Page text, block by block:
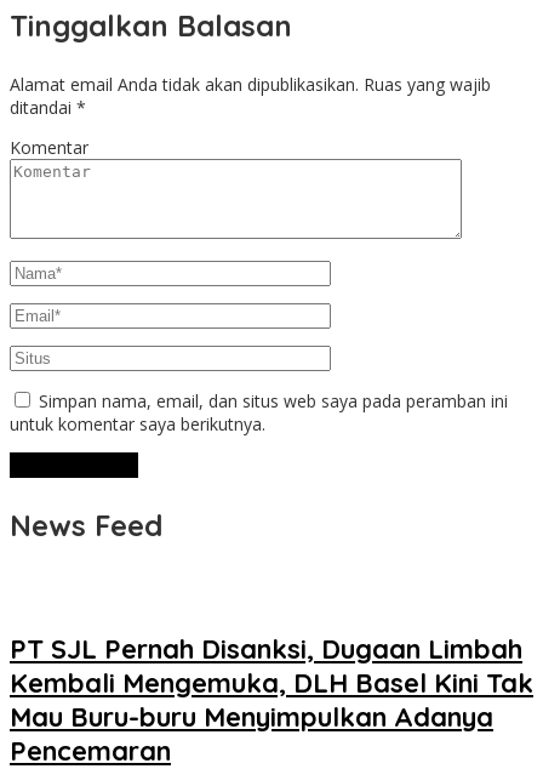
Tinggalkan Balasan
Alamat email Anda tidak akan dipublikasikan. Ruas yang wajib
ditandai *
Komentar
Simpan nama, email, dan situs web saya pada peramban ini
untuk komentar saya berikutnya.
News Feed
PT SJL Pernah Disanksi, Dugaan Limbah
Kembali Mengemuka, DLH Basel Kini Tak
Mau Buru-buru Menyimpulkan Adanya
Pencemaran